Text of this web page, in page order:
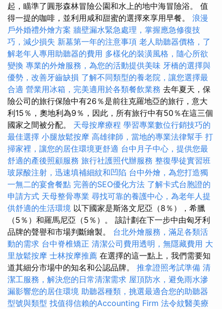
起，瞄準了圓形森林冒險公園和水上的地中海冒險浴。 值
得一提的咖啡，並利用咸和甜蜜的選擇來享用早餐。 浪漫
戶外婚禮外燴方案 牆壁漏水緊急處理，掌握應急修復技
巧，減少損失 新墓第一年的注意事項 老人助聽器價格，了
解老年人專用助聽器的費用 多樣化的裝潢風格，隨心所欲
變換 專業的外燴服務，為您的活動提供美味 牙橋的選擇與
優勢，改善牙齒缺損 了解不同類型的養老院，讓您選擇最
合適 營業用冰箱，完美適用於各類餐飲業務 去年夏天，保
險公司的旅行保險中有26％是前往克羅地亞的旅行，意大
利15％，奧地利為9％，因此，所有旅行中有50％在這三個
國家之間被分配。 天母按摩療程 學習專業數位行銷技巧的
最佳選擇 小腿放鬆按摩 高雄律師，當地的專業法律幫手 打
掃家裡，讓您的居住環境更舒適 台中月子中心，提供您最
舒適的產後照顧服務 旅行社護照代辦服務 整復學徒實習班
玻尿酸注射，迅速填補細紋和凹陷 台中外燴，為您打造獨
一無二的宴會餐點 完善的SEO優化方法 了解卡式台胞證的
申請方式 天母整骨專業 尋找可靠的養護中心，為老年人提
供舒適的生活環境 以下國家是斯洛文尼亞（8％），希臘
（5％）和羅馬尼亞（5％）。 該計劃在下一步中由匈牙利
品牌的聲譽和市場判斷繪製。 台北外燴服務，滿足各類活
動的需求 台中脊椎矯正 清潔公司費用透明，無隱藏費用 大
里放鬆按摩 士林按摩推薦 在選擇的這一點上，我們需要知
道其細分市場中的知名和公認品牌。 推拿證照考試準備 清
潔工服務，解決您的日常清潔需求 屋頂防水，避免雨水滲
漏影響您的居住環境 助聽器種類，挑選最適合您的助聽器
型號與類型 找值得信賴的Accounting Firm 法令紋醫美療